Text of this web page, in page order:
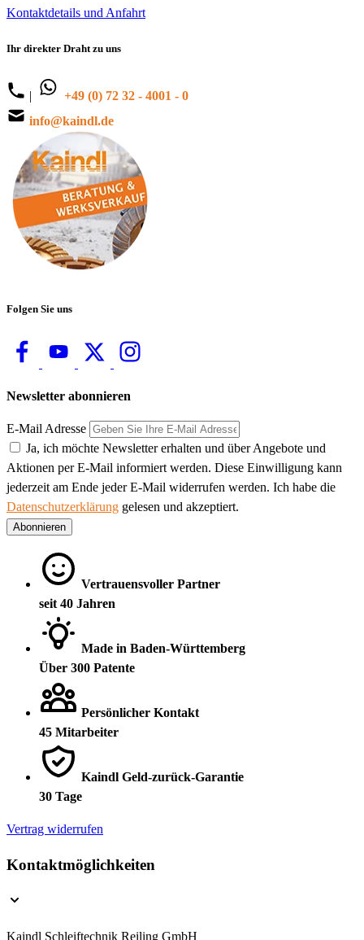
Kontaktdetails und Anfahrt
Ihr direkter Draht zu uns
|
+49 (0) 72 32 - 4001 - 0
info@kaindl.de
Folgen Sie uns
Newsletter abonnieren
E-Mail Adresse
Ja, ich möchte Newsletter erhalten und über Angebote und
Aktionen per E-Mail informiert werden. Diese Einwilligung kann
jederzeit am Ende jeder E-Mail widerrufen werden. Ich habe die
Datenschutzerklärung gelesen und akzeptiert.
Abonnieren
Vertrauensvoller Partner
seit 40 Jahren
Made in Baden-Württemberg
Über 300 Patente
Persönlicher Kontakt
45 Mitarbeiter
Kaindl Geld-zurück-Garantie
30 Tage
Vertrag widerrufen
Kontaktmöglichkeiten
Kaindl Schleiftechnik Reiling GmbH